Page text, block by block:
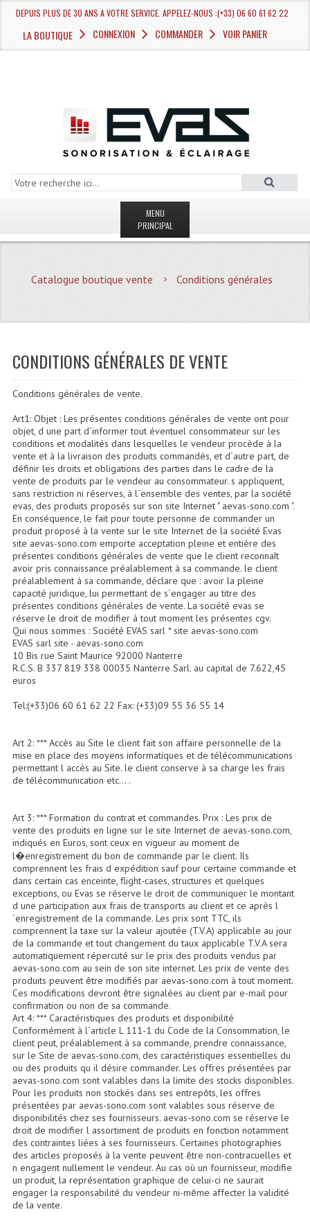
DEPUIS PLUS DE 30 ANS A VOTRE SERVICE. APPELEZ-NOUS :(+33) 06 60 61 62 22
LA BOUTIQUE CONNEXION COMMANDER VOIR PANIER
MENU
PRINCIPAL
MAGASIN
Plan Acces, Horaires.
Location De Matériel
Le Matériel D´occasion
Recherche Avancée
Recevoir Nos Promotions
Faire Votre Devis
CATÉGORIES
Sonorisation
Accessoires Pieds Cellules Diamants
Accessoires Enceintes
Accessoires Micro, Pieds De Régie
Diamants
Pieds D'enceintes
Selecteurs Audio Vidéo
Amplificateurs Multi-Canaux
Casques Stéréo
Compresseurs , Limiteurs , Noise Gate
Egaliseur Egaliseurs
Enceintes Et Caissons Basses
Packs Sono
Enceintes Amplifiées Actives
Enceintes, Système Amplifiés
Enceintes Passives Sono
Retours De Scène
Caisson De Basse Amplifié
Caissons De Basses
Enceinte Nomade Bluetooth
Enceintes (Ecoutes De Studio)
Catalogue boutique vente Conditions générales
CONDITIONS GÉNÉRALES DE VENTE
Conditions générales de vente.
Art1: Objet : Les présentes conditions générales de vente ont pour
objet, d une part d´informer tout éventuel consommateur sur les
conditions et modalités dans lesquelles le vendeur procède à la
vente et à la livraison des produits commandés, et d´autre part, de
définir les droits et obligations des parties dans le cadre de la
vente de produits par le vendeur au consommateur. s appliquent,
sans restriction ni réserves, à l´ensemble des ventes, par la société
evas, des produits proposés sur son site Internet " aevas-sono.com ".
En conséquence, le fait pour toute personne de commander un
produit proposé à la vente sur le site Internet de la société Evas
site aevas-sono.com emporte acceptation pleine et entière des
présentes conditions générales de vente que le client reconnaît
avoir pris connaissance préalablement à sa commande. le client
préalablement à sa commande, déclare que : avoir la pleine
capacité juridique, lui permettant de s´engager au titre des
présentes conditions générales de vente. La société evas se
réserve le droit de modifier à tout moment les présentes cgv.
Qui nous sommes : Société EVAS sarl * site aevas-sono.com
EVAS sarl site - aevas-sono.com
10 Bis rue Saint Maurice 92000 Nanterre
R.C.S. B 337 819 338 00035 Nanterre Sarl. au capital de 7.622,45
euros
Tel:(+33)06 60 61 62 22 Fax: (+33)09 55 36 55 14
Art 2: *** Accès au Site le client fait son affaire personnelle de la
mise en place des moyens informatiques et de télécommunications
permettant l accès au Site. le client conserve à sa charge les frais
de télécommunication etc... .
Art 3: *** Formation du contrat et commandes. Prix : Les prix de
vente des produits en ligne sur le site Internet de aevas-sono.com,
indiqués en Euros, sont ceux en vigueur au moment de
l�enregistrement du bon de commande par le client. Ils
comprennent les frais d expédition sauf pour certaine commande et
dans certain cas enceinte, flight-cases, structures et quelques
exceptions, ou Evas se réserve le droit de communiquer le montant
d une participation aux frais de transports au client et ce après l
´enregistrement de la commande. Les prix sont TTC, ils
comprennent la taxe sur la valeur ajoutée (T.V.A) applicable au jour
de la commande et tout changement du taux applicable T.V.A sera
automatiquement répercuté sur le prix des produits vendus par
aevas-sono.com au sein de son site internet. Les prix de vente des
produits peuvent être modifiés par aevas-sono.com à tout moment.
Ces modifications devront être signalées au client par e-mail pour
confirmation ou non de sa commande.
Art 4: *** Caractéristiques des produits et disponibilité
Conformément à l´article L 111-1 du Code de la Consommation, le
client peut, préalablement à sa commande, prendre connaissance,
sur le Site de aevas-sono.com, des caractéristiques essentielles du
ou des produits qu il désire commander. Les offres présentées par
aevas-sono.com sont valables dans la limite des stocks disponibles.
Pour les produits non stockés dans ses entrepôts, les offres
présentées par aevas-sono.com sont valables sous réserve de
disponibilités chez ses fournisseurs. aevas-sono.com se réserve le
droit de modifier l assortiment de produits en fonction notamment
des contraintes liées à ses fournisseurs. Certaines photographies
des articles proposés à la vente peuvent être non-contracuelles et
n engagent nullement le vendeur. Au cas où un fournisseur, modifie
un produit, la représentation graphique de celui-ci ne saurait
engager la responsabilité du vendeur ni-même affecter la validité
de la vente.